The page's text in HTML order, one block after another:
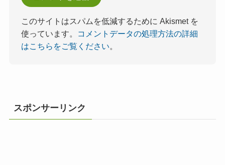
このサイトはスパムを低減するために Akismet を
使っています。
コメントデータの処理方法の詳細
はこちらをご覧ください。
スポンサーリンク